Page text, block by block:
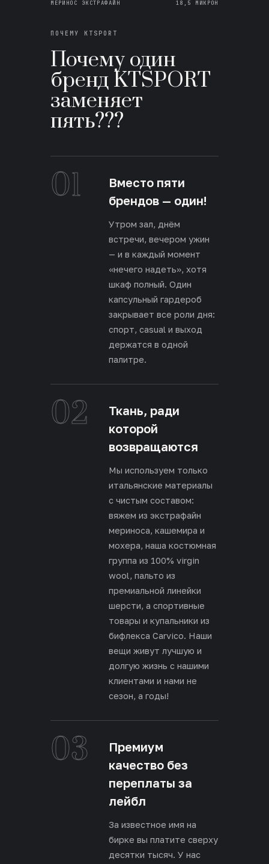
МЕРИНОС ЭКСТРАФАЙН 18,5 МИКРОН
ПОЧЕМУ KTSPORT
Почему один
бренд KTSPORT
заменяет
пять???
01
Вместо пяти
брендов — один!
Утром зал, днём
встречи, вечером ужин
— и в каждый момент
«нечего надеть», хотя
шкаф полный. Один
капсульный гардероб
закрывает все роли дня:
спорт, casual и выход
держатся в одной
палитре.
02
Ткань, ради
которой
возвращаются
Мы используем только
итальянские материалы
с чистым составом:
вяжем из экстрафайн
мериноса, кашемира и
мохера, наша костюмная
группа из 100% virgin
wool, пальто из
премиальной линейки
шерсти, а спортивные
товары и купальники из
бифлекса Carvico. Наши
вещи живут лучшую и
долгую жизнь с нашими
клиентами и нами не
сезон, а годы!
03
Премиум
качество без
переплаты за
лейбл
За известное имя на
бирке вы платите сверху
десятки тысяч. У нас